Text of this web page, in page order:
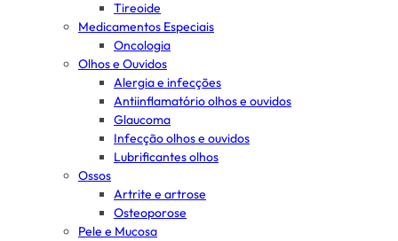
Tireoide
Medicamentos Especiais
Oncologia
Olhos e Ouvidos
Alergia e infecções
Antiinflamatório olhos e ouvidos
Glaucoma
Infecção olhos e ouvidos
Lubrificantes olhos
Ossos
Artrite e artrose
Osteoporose
Pele e Mucosa